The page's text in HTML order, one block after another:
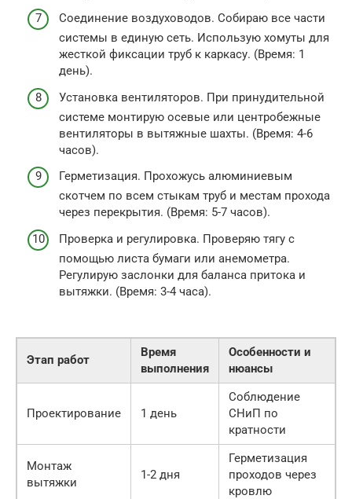
Соединение воздуховодов. Собираю все части
системы в единую сеть. Использую хомуты для
жесткой фиксации труб к каркасу. (Время: 1
день).
Установка вентиляторов. При принудительной
системе монтирую осевые или центробежные
вентиляторы в вытяжные шахты. (Время: 4-6
часов).
Герметизация. Прохожусь алюминиевым
скотчем по всем стыкам труб и местам прохода
через перекрытия. (Время: 5-7 часов).
Проверка и регулировка. Проверяю тягу с
помощью листа бумаги или анемометра.
Регулирую заслонки для баланса притока и
вытяжки. (Время: 3-4 часа).
Этап работ
Время
выполнения
Особенности и
нюансы
Проектирование 1 день
Соблюдение
СНиП по
кратности
Монтаж
вытяжки
1-2 дня
Герметизация
проходов через
кровлю